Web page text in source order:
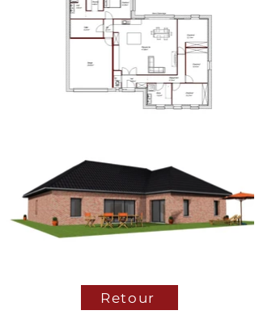
Retour